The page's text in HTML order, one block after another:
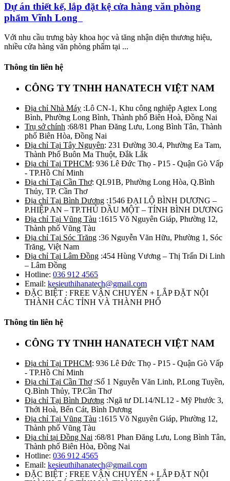
Dự án thiết kế, lắp đặt kệ cửa hàng văn phòng
phẩm Vĩnh Long
Với nhu cầu trưng bày khoa học và tăng nhận diện thương hiệu,
nhiều cửa hàng văn phòng phẩm tại ...
Thông tin liên hệ
CÔNG TY TNHH HANATECH VIỆT NAM
Địa chỉ Nhà Máy :Lô CN-1, Khu công nghiệp Agtex Long
Bình, Phường Long Bình, Thành phố Biên Hoà, Đồng Nai
Trụ sở chính :68/81 Phan Đăng Lưu, Long Bình Tân, Thành
phố Biên Hòa, Đồng Nai
Địa chỉ Tại Tây Nguyên: 231 Đường 30.4, Phường Ea Tam,
Thành Phố Buôn Ma Thuột, Đắk Lắk
Địa chỉ Tại TPHCM: 936 Lê Đức Thọ - P15 - Quận Gò Vấp
- TP.Hồ Chí Minh
Địa chỉ Tại Cần Thơ: QL91B, Phường Long Hòa, Q.Bình
Thủy, TP. Cần Thơ
Địa chỉ Tại Bình Dương :1546 ĐẠI LỘ BÌNH DƯƠNG –
P.HIỆP AN – TP.THỦ DẦU MỘT – TỈNH BÌNH DƯƠNG
Địa chỉ Tại Vũng Tàu :1615 Võ Nguyên Giáp, Phường 12,
Thành phố Vũng Tàu
Địa chỉ Tại Sóc Trăng :36 Nguyễn Văn Hữu, Phường 1, Sóc
Trăng, Việt Nam
Địa chỉ Tại Lâm Đồng :454 Hùng Vương – Thị Trấn Di Linh
– Lâm Đồng
Hotline: 036 912 4565
Email: kesieuthihanatech@gmail.com
ĐẶC BIỆT : FREE VẬN CHUYỂN + LẮP ĐẶT NỘI
THÀNH CÁC TỈNH VÀ THÀNH PHỐ
Thông tin liên hệ
CÔNG TY TNHH HANATECH VIỆT NAM
Địa chỉ Tại TPHCM: 936 Lê Đức Thọ - P15 - Quận Gò Vấp
- TP.Hồ Chí Minh
Địa chỉ Tại Cần Thơ:Số 1 Nguyễn Văn Linh, P.Long Tuyền,
Q.Bình Thủy, TP.Cần Thơ
Địa chỉ Tại Bình Dương :Ngã tư DL14/NL12 - Mỹ Phước 3,
Thới Hoà, Bến Cát, Bình Dương
Địa chỉ Tại Vũng Tàu :1615 Võ Nguyên Giáp, Phường 12,
Thành phố Vũng Tàu
Địa chỉ tại Đồng Nai :68/81 Phan Đăng Lưu, Long Bình Tân,
Thành phố Biên Hòa, Đồng Nai
Hotline: 036 912 4565
Email: kesieuthihanatech@gmail.com
ĐẶC BIỆT : FREE VẬN CHUYỂN + LẮP ĐẶT NỘI